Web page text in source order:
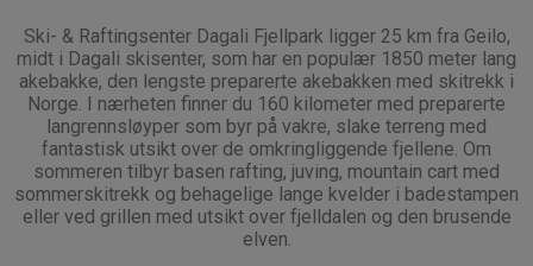
Ski- & Raftingsenter Dagali Fjellpark ligger 25 km fra Geilo,
midt i Dagali skisenter, som har en populær 1850 meter lang
akebakke, den lengste preparerte akebakken med skitrekk i
Norge. I nærheten finner du 160 kilometer med preparerte
langrennsløyper som byr på vakre, slake terreng med
fantastisk utsikt over de omkringliggende fjellene. Om
sommeren tilbyr basen rafting, juving, mountain cart med
sommerskitrekk og behagelige lange kvelder i badestampen
eller ved grillen med utsikt over fjelldalen og den brusende
elven.